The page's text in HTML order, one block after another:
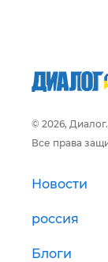
© 2026,
Все права
Новости
россия
Блоги